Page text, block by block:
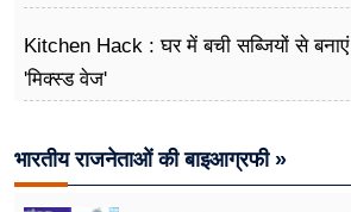
Kitchen Hack : घर में बची सब्जियों से बनाएं
'मिक्स्ड वेज'
भारतीय राजनेताओं की बाइआग्रफी »